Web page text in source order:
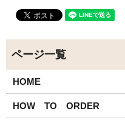
HOME
HOW TO ORDER